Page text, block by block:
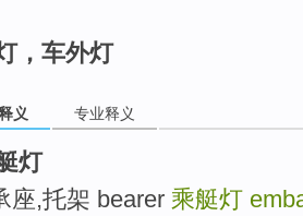
，车外灯
义 专业释义
灯
座,托架 bearer 乘艇灯